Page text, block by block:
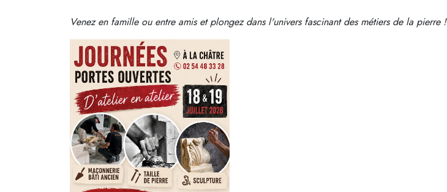
Venez en famille ou entre amis et plongez dans l'univers fascinant des métiers de la pierre !